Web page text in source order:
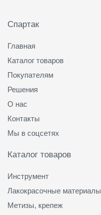
Спартак
Главная
Каталог товаров
Покупателям
Решения
О нас
Контакты
Мы в соцсетях
Каталог товаров
Инструмент
Лакокрасочные материалы
Метизы, крепеж